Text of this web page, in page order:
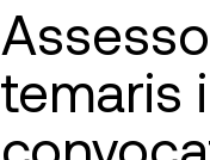
temaris i